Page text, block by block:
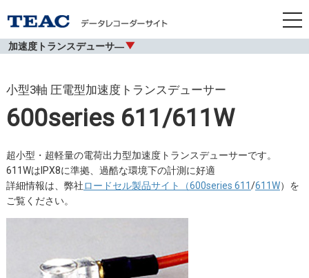
加速度トランスデューサ―
小型3軸 圧電型加速度トランスデューサー
600series 611/611W
超小型・超軽量の電荷出力型加速度トランスデューサーです。
611WはIPX8に準拠、過酷な環境下の計測に好適
詳細情報は、弊社ロードセル製品サイト（600series 611/611W）を
ご覧ください。